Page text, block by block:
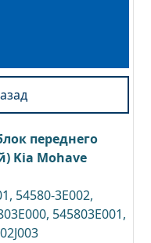
переднего
Kia Mohave
54580-3E002,
545803E001,